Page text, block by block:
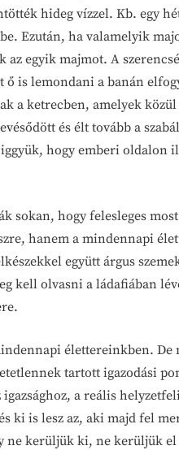
hideg vízzel. Kb. egy
Ezután, ha valamelyik
egyik majmot. A
is lemondani a banán
a ketrecben, amelyek
és élt tovább a
hogy emberi oldalon
sokan, hogy felesleges
hanem a mindennapi
együtt árgus
olvasni a ládafiában
élettereinkben. De
tartott igazodási
a reális
is lesz az, aki majd fel
kerüljük ki, ne kerüljük el